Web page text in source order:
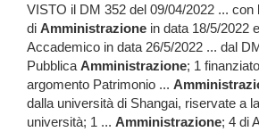
VISTO il DM 352 del 09/04/2022 ... con
di Amministrazione in data 18/5/2022
Accademico in data 26/5/2022 ... dal
PubblicaAmministrazione; 1
argomento Patrimonio ...
dalla università di Shangai, riservate a
università; 1 ... Amministrazione; 4 di